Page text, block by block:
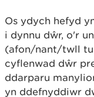
Os ydych hefyd
i dynnu dŵr, o'r
(afon/nant/twll
cyflenwad dŵr
ddarparu
yn ddefnyddiwr